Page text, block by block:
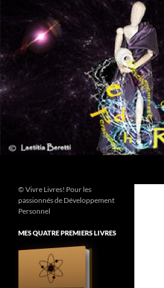
contenu
© Vivre Livres! Pour les
passionnés de Développement
Personnel
MES QUATRE PREMIERS LIVRES